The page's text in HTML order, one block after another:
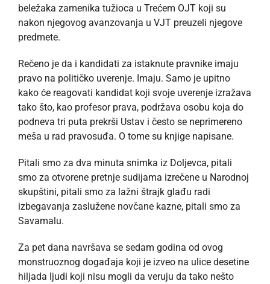
beležaka zamenika tužioca u Trećem OJT koji su
nakon njegovog avanzovanja u VJT preuzeli njegove
predmete.
Rečeno je da i kandidati za istaknute pravnike imaju
pravo na političko uverenje. Imaju. Samo je upitno
kako će reagovati kandidat koji svoje uverenje izražava
tako što, kao profesor prava, podržava osobu koja do
podneva tri puta prekrši Ustav i često se neprimereno
meša u rad pravosuđa. O tome su knjige napisane.
Pitali smo za dva minuta snimka iz Doljevca, pitali
smo za otvorene pretnje sudijama izrečene u Narodnoj
skupštini, pitali smo za lažni štrajk glađu radi
izbegavanja zaslužene novčane kazne, pitali smo za
Savamalu.
Za pet dana navršava se sedam godina od ovog
monstruoznog događaja koji je izveo na ulice desetine
hiljada ljudi koji nisu mogli da veruju da tako nešto